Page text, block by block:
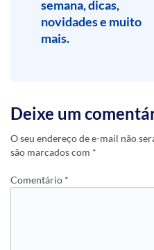
semana, dicas,
novidades e muito
mais.
Deixe um
O seu endereço de e-mail não
são marcados com *
Comentário *